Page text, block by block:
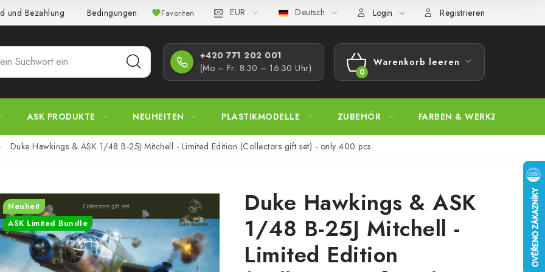
und Bezahlung Bedingungen und Konditionen Datenschutzbestimmungen Beschwerdeverfahren Großhandel
Favoriten EUR Deutsch Login Registrieren
+420 771 202 001​
(Mo – Fr: 8:30 – 16:30 Uhr)
WARENKORB
Warenkorb leeren
ASK PRODUKTE NEUHEITEN PLASTIKMODELLE ZUBEHÖR FARBEN & WERKZEUGE
Duke Hawkings & ASK 1/48 B-25J Mitchell - Limited Edition (Collectors gift set) - only 400 pcs
Duke Hawkings & ASK
1/48 B-25J Mitchell -
Limited Edition
Neuheit
ASK Limited Bundle